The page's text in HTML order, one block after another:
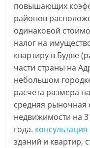
повышающих
районов
одинаковой
налог на
квартиру в Будве
части страны на
небольшом
расчета размера
средняя рыночная
недвижимости на
года.
зданий и квартир,